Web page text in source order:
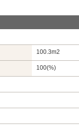
100.3m2
100(%)